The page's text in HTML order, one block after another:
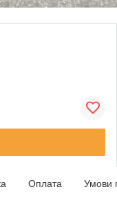
Оплата Умови